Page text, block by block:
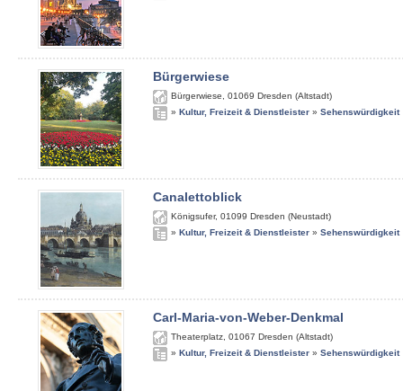
Bürgerwiese
Bürgerwiese 01069 Dresden (Altstadt)
» Kultur, Freizeit & Dienstleister » Sehenswürdigkeit
Canalettoblick
Königsufer, 01099 Dresden (Neustadt)
» Kultur, Freizeit & Dienstleister » Sehenswürdigkeit
Carl-Maria-von-Weber-Denkmal
Theaterplatz 01067 Dresden (Altstadt)
» Kultur, Freizeit & Dienstleister » Sehenswürdigkeit